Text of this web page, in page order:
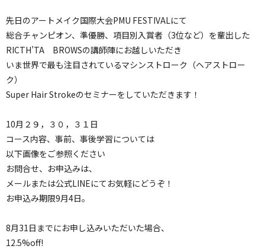
先日のアートメイク国際大会PMU FESTIVALにて
総合チャンピオン、準優勝、項目別入賞者（3位など）を輩出した
RICTH’TA BROWSの講師陣にお越しいただき
いま世界で最も注目されているマシンストローク（ヘアストロー
ク）
Super Hair Strokeのセミナーをしていただきます！
10月２９，３０，３１日
コース内容、事前、事後学習については
以下画像をご参照ください
お問合せ、お申込みは、
メールまたは公式LINEにてお気軽にどうぞ！
お申込み期限9月4日。
8月31日までにお申し込みいただいた場合、
12.5%off!